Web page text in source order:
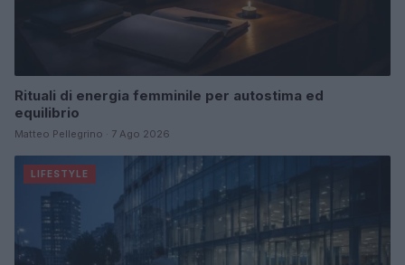
Rituali di energia femminile per autostima ed
equilibrio
Matteo Pellegrino · 7 Ago 2026
LIFESTYLE